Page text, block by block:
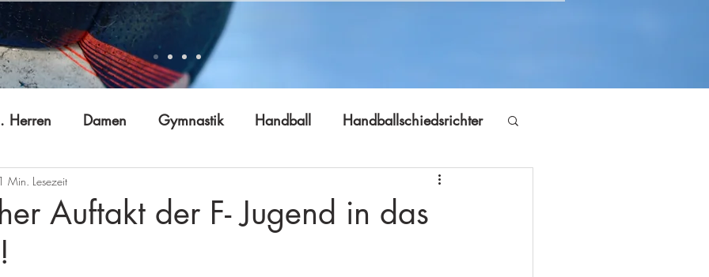
Herren Damen Gymnastik Handball Handballschiedsrichter
B (w) Jugendfreizeit
Auftakt der F- Jugend in das
1 Min. Lesezeit